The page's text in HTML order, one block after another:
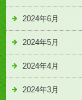
2024年6月
2024年5月
2024年4月
2024年3月